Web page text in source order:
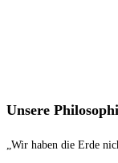
Unsere
„Wir haben die Erde